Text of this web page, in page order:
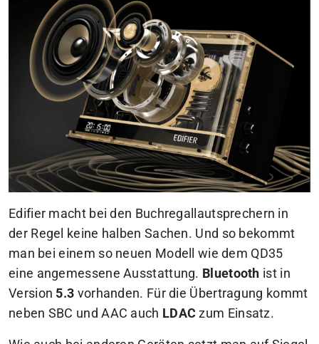
Edifier macht bei den Buchregallautsprechern in
der Regel keine halben Sachen. Und so bekommt
man bei einem so neuen Modell wie dem QD35
eine angemessene Ausstattung. Bluetooth ist in
Version 5.3 vorhanden. Für die Übertragung kommt
neben SBC und AAC auch LDAC zum Einsatz.